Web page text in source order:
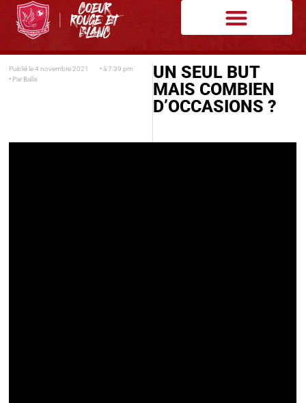
Publié le 4 novembre 2021 • à 7:39 pm
• Par Balla
UN SEUL BUT
MAIS COMBIEN
D’OCCASIONS ?